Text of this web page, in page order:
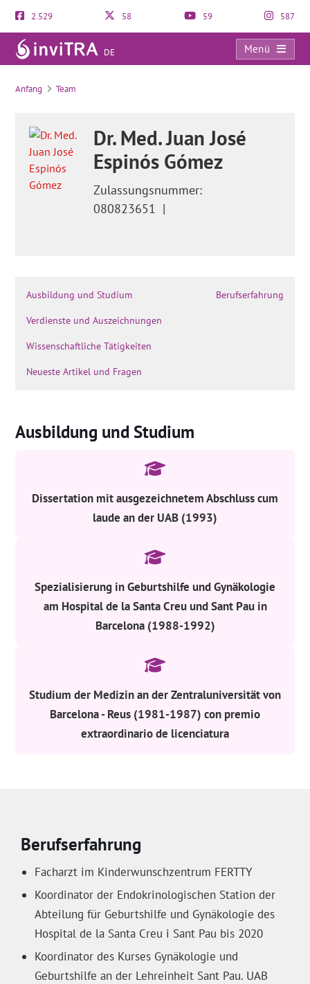
2.529 58 59 587
DE
Menü
Gefrorene Embryone: Wie sind die Erfolgschancen im Kryotransfer?
Anfang Team
Dr. Med. Juan José
Espinós Gómez
Zulassungsnummer:
080823651 |
Ausbildung und Studium Berufserfahrung
Verdienste und Auszeichnungen
Wissenschaftliche Tätigkeiten
Neueste Artikel und Fragen
Ausbildung und Studium
Dissertation mit ausgezeichnetem Abschluss cum
laude an der UAB (1993)
Spezialisierung in Geburtshilfe und Gynäkologie
am Hospital de la Santa Creu und Sant Pau in
Barcelona (1988-1992)
Studium der Medizin an der Zentraluniversität von
Barcelona - Reus (1981-1987) con premio
extraordinario de licenciatura
Berufserfahrung
Facharzt im Kinderwunschzentrum FERTTY
Koordinator der Endokrinologischen Station der
Abteilung für Geburtshilfe und Gynäkologie des
Hospital de la Santa Creu i Sant Pau bis 2020
Koordinator des Kurses Gynäkologie und
Geburtshilfe an der Lehreinheit Sant Pau. UAB